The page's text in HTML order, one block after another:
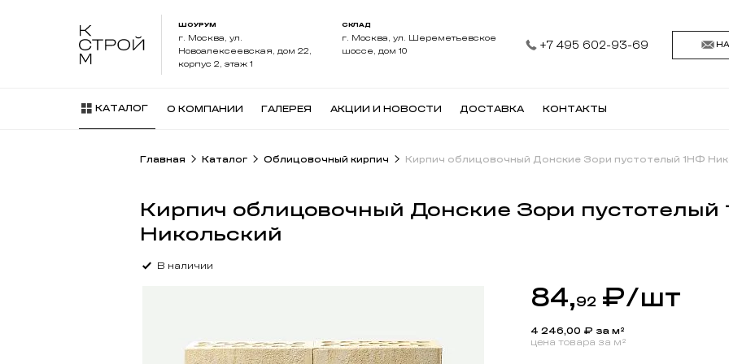
ШОУРУМ
г. Москва, ул.
Новоалексеевская, дом 22,
корпус 2, этаж 1
СКЛАД
г. Москва, ул. Шереметьевское
шоссе, дом 10
+7 495 602-93-69
КАТАЛОГ О КОМПАНИИ ГАЛЕРЕЯ АКЦИИ И НОВОСТИ ДОСТАВКА КОНТАКТЫ
Главная Каталог Облицовочный кирпич Кирпич облицовочный Донские Зори пустотелый 1НФ
Кирпич облицовочный Донские Зори пустотелый
Никольский
В наличии
84,92 ₽/шт
4 246,00 ₽ за м²
цена товара за м²